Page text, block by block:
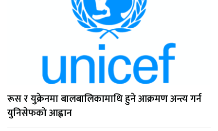
रूस र युक्रेनमा बालबालिकामाथि हुने आक्रमण अन्त्य गर्न
युनिसेफको आह्वान